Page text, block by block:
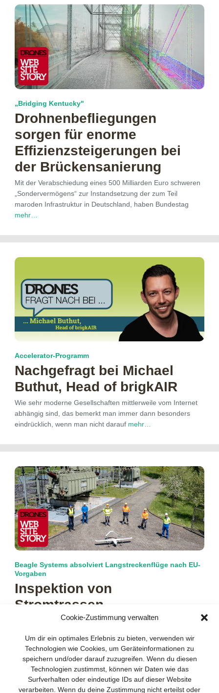
Cookie-Zustimmung verwalten
Um dir ein optimales Erlebnis zu bieten, verwenden wir
Technologien wie Cookies, um Geräteinformationen zu
speichern und/oder darauf zuzugreifen. Wenn du diesen
Technologien zustimmst, können wir Daten wie das
Surfverhalten oder eindeutige IDs auf dieser Website
verarbeiten. Wenn du deine Zustimmung nicht erteilst oder
„Bridging Kentucky"
Drohnenbefliegungen
sorgen für enorme
Effizienzsteigerungen bei
der Brückensanierung
Mit der Verabschiedung eines 500 Milliarden Euro schweren
„Sondervermögens“ zur Instandsetzung der zum Teil
maroden Infrastruktur in Deutschland, haben Bundestag
mehr…
Accelerator-Programm
Nachgefragt bei Michael
Buthut, Head of brigkAIR
Wie sehr moderne Gesellschaften mittlerweile vom Internet
abhängig sind, das bemerkt man immer dann besonders
eindrücklich, wenn man nicht darauf mehr…
Beagle Systems absolviert Langstreckenflüge nach EU-
Vorgaben
Inspektion von
Stromtrassen
Die regelmäßige Kontrolle der Versorgungsinfrastruktur ist
wichtige wie komplexe Aufgabe. Schließlich mehr…